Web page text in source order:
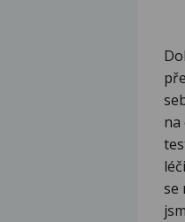
na
se